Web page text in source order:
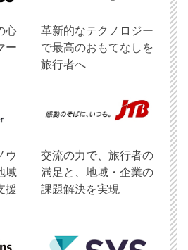
心
ー
革新的なテクノロジー
で最高のおもてなしを
旅行者へ
ウ
域
援
交流の力で、旅行者の
満足と、地域・企業の
課題解決を実現